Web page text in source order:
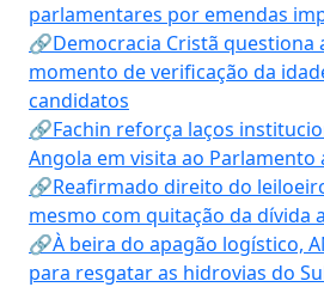
parlamentares por emendas
🔗Democracia Cristã questiona
momento de verificação da
candidatos
🔗Fachin reforça laços
Angola em visita ao Parlamento
🔗Reafirmado direito do
mesmo com quitação da dívida
🔗À beira do apagão logístico,
para resgatar as hidrovias do